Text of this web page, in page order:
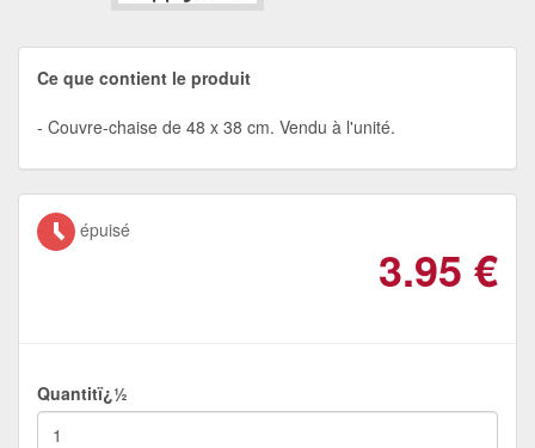
Ce que contient le produit
Couvre-chaise de 48 x 38 cm. Vendu à l'unité.
épuisé
3.95 €
Quantitï¿½